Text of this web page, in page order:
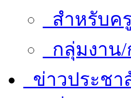
สำหรับค
กลุ่มงาน
ข่าวประช